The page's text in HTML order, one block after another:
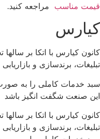
قیمت مناسب مراجعه کنید.
کیارس
کانون کیارس با اتکا بر
تبلیغات، برندسازی و
این صنعت شگفت انگیز باشد
کانون کیارس با اتکا بر
تبلیغات، برندسازی و